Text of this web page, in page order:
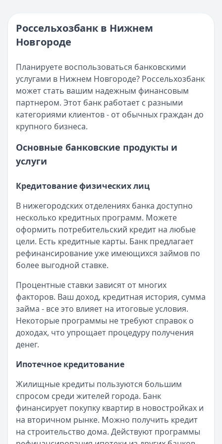
В 2025 году получить ипотечный кредит
Опубликовано:17 ноября 2025 г.
Категория:Кредиты
Интернет-банк Бинбанка
Кратко:Современные банковские услуги стали еще
Опубликовано:17 ноября 2025 г.
Категория:Кредиты
Читать статью
Субсидии малоимущим семьям в 2025 году
Опубликовано:17 ноября 2025 г.
Категория:Кредиты
Оформить кредит для иностранных граждан в 2025 году
Кратко:
Получите кредит на сумму до 5 000 000
Опубликовано:17 ноября 2025 г.
Категория:Кредиты
Читать статью
Все статьи
Россельхозбанк в Нижнем
Новгороде
Планируете воспользоваться банковскими
услугами в Нижнем Новгороде? Россельхозбанк
может стать вашим надежным финансовым
партнером. Этот банк работает с разными
категориями клиентов - от обычных граждан до
крупного бизнеса.
Основные банковские продукты и
услуги
Кредитование физических лиц
В нижегородских отделениях банка доступно
несколько кредитных программ. Можете
оформить потребительский кредит на любые
цели. Есть кредитные карты. Банк предлагает
рефинансирование уже имеющихся займов по
более выгодной ставке.
Процентные ставки зависят от многих
факторов. Ваш доход, кредитная история, сумма
займа - все это влияет на итоговые условия.
Некоторые программы не требуют справок о
доходах, что упрощает процедуру получения
денег.
Ипотечное кредитование
Жилищные кредиты пользуются большим
спросом среди жителей города. Банк
финансирует покупку квартир в новостройках и
на вторичном рынке. Можно получить кредит
на строительство дома. Действуют программы